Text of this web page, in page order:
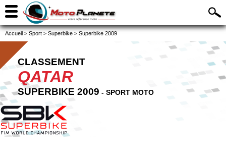
Accueil > Sport > Superbike > Superbike 2009
CLASSEMENT
QATAR
SUPERBIKE 2009 - SPORT MOTO